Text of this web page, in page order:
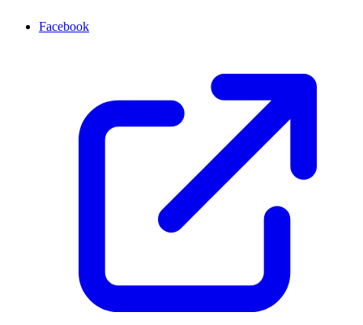
Facebook